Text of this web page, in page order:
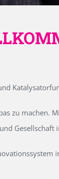
zu machen.
Gesellschaft